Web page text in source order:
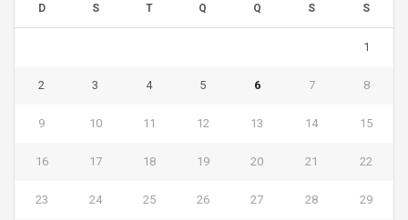
D S T Q Q S S
1
2 3 4 5 6 7 8
9 10 11 12 13 14 15
16 17 18 19 20 21 22
23 24 25 26 27 28 29